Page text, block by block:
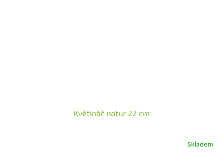
Květináč natur 22 cm
Skladem